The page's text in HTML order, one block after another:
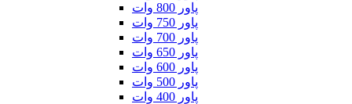
پاور 800 وات
پاور 750 وات
پاور 700 وات
پاور 650 وات
پاور 600 وات
پاور 500 وات
پاور 400 وات